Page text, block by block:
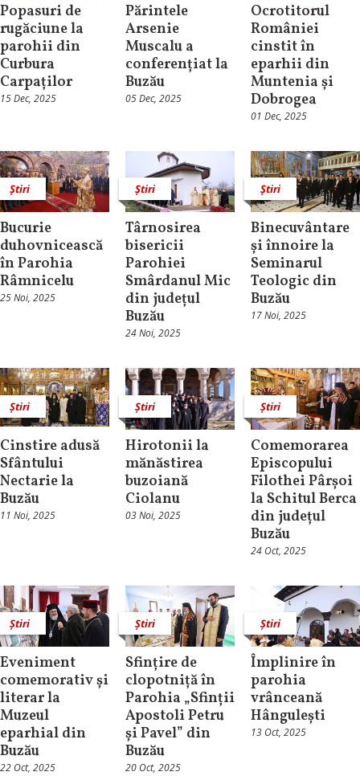
Popasuri de
rugăciune la
parohii din
Curbura
Carpaților
15 Dec, 2025
Părintele
Arsenie
Muscalu a
conferențiat la
Buzău
05 Dec, 2025
Ocrotitorul
României
cinstit în
eparhii din
Muntenia și
Dobrogea
01 Dec, 2025
Știri
Bucurie
duhovnicească
în Parohia
Râmnicelu
25 Noi, 2025
Știri
Târnosirea
bisericii
Parohiei
Smârdanul Mic
din județul
Buzău
24 Noi, 2025
Știri
Binecuvântare
și înnoire la
Seminarul
Teologic din
Buzău
17 Noi, 2025
Știri
Cinstire adusă
Sfântului
Nectarie la
Buzău
11 Noi, 2025
Știri
Hirotonii la
mănăstirea
buzoiană
Ciolanu
03 Noi, 2025
Știri
Comemorarea
Episcopului
Filothei Pârșoi
la Schitul Berca
din județul
Buzău
24 Oct, 2025
Știri
Eveniment
comemorativ și
literar la
Muzeul
eparhial din
Buzău
22 Oct, 2025
Știri
Sfințire de
clopotniță în
Parohia „Sfinții
Apostoli Petru
și Pavel” din
Buzău
20 Oct, 2025
Știri
Împlinire în
parohia
vrânceană
Hângulești
13 Oct, 2025